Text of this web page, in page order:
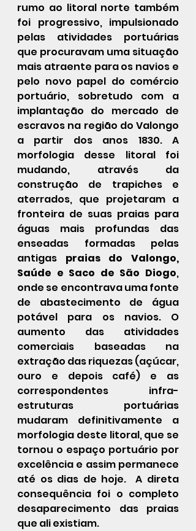
rumo ao litoral norte também
foi progressivo, impulsionado
pelas atividades portuárias
que procuravam uma situação
mais atraente para os navios e
pelo novo papel do comércio
portuário, sobretudo com a
implantação do mercado de
escravos na região do Valongo
a partir dos anos 1830. A
morfologia desse litoral foi
mudando, através da
construção de trapiches e
aterrados, que projetaram a
fronteira de suas praias para
águas mais profundas das
enseadas formadas pelas
antigas praias do Valongo,
Saúde e Saco de São Diogo,
onde se encontrava uma fonte
de abastecimento de água
potável para os navios. O
aumento das atividades
comerciais baseadas na
extração das riquezas (açúcar,
ouro e depois café) e as
correspondentes infra-
estruturas portuárias
mudaram definitivamente a
morfologia deste litoral, que se
tornou o espaço portuário por
excelência e assim permanece
até os dias de hoje.  A direta
consequência foi o completo
desaparecimento das praias
que ali existiam.